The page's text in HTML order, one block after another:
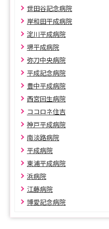
世田谷記念病院
岸和田平成病院
淀川平成病院
堺平成病院
弥刀中央病院
平成記念病院
豊中平成病院
西宮回生病院
ココロネ住吉
神戸平成病院
南淡路病院
平成病院
東浦平成病院
浜病院
江藤病院
博愛記念病院